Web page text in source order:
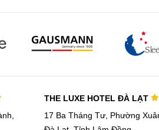
THE LUXE HOTEL ĐÀ LẠT
17 Ba Tháng Tư, Phường